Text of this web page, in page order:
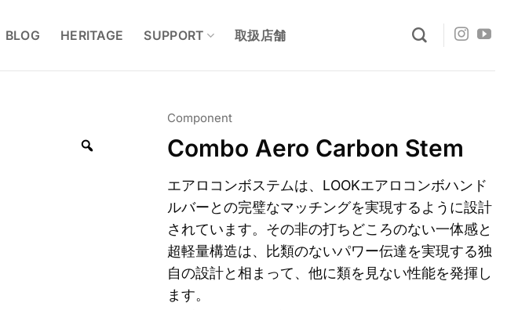
BLOG HERITAGE SUPPORT 取扱店舗
Component
Combo Aero Carbon Stem
エアロコンボステムは、LOOKエアロコンボハンド
ルバーとの完璧なマッチングを実現するように設計
されています。その非の打ちどころのない一体感と
超軽量構造は、比類のないパワー伝達を実現する独
自の設計と相まって、他に類を見ない性能を発揮し
ます。